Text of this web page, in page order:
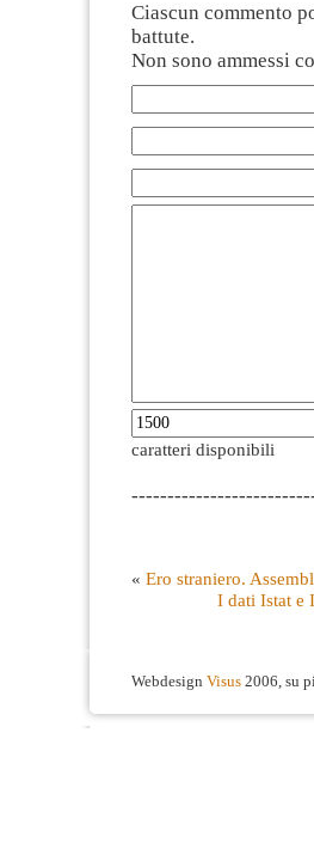
Ciascun commento
battute.
Non sono ammessi
caratteri disponibili
« Ero straniero.
I dati Istat e
Webdesign Visus 2006, su